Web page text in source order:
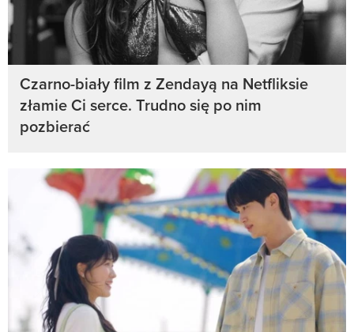
Czarno-biały film z Zendayą na Netfliksie
złamie Ci serce. Trudno się po nim
pozbierać